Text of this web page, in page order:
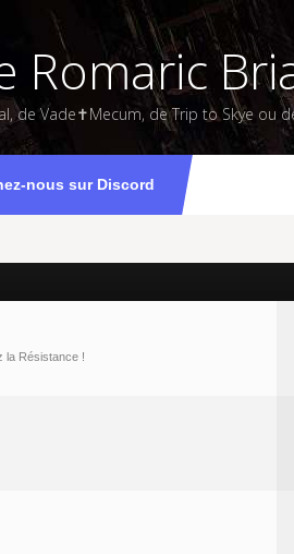
Romaric
de Vade✝Mecum, de Trip to Skye ou
nous sur Discord
la Résistance !